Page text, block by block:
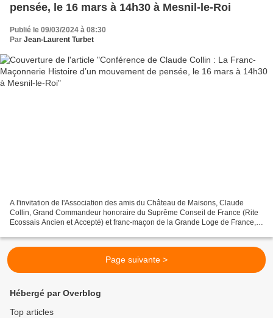
pensée, le 16 mars à 14h30 à Mesnil-le-Roi
Publié le 09/03/2024 à 08:30
Par Jean-Laurent Turbet
A l'invitation de l'Association des amis du Château de Maisons, Claude
Collin, Grand Commandeur honoraire du Suprême Conseil de France (Rite
Ecossais Ancien et Accepté) et franc-maçon de la Grande Loge de France,
Page suivante >
Hébergé par Overblog
Top articles